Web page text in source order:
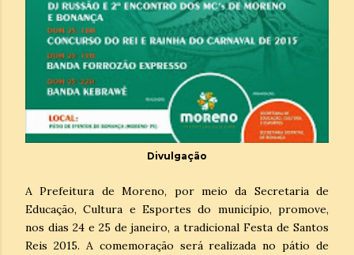
Divulgação
A Prefeitura de Moreno, por meio da Secretaria de
Educação, Cultura e Esportes do município, promove,
nos dias 24 e 25 de janeiro, a tradicional Festa de Santos
Reis 2015. A comemoração será realizada no pátio de